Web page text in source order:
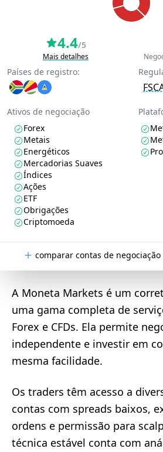
4.4/5
Mais detalhes
Países de registro:
Ativos de negociação
Forex
Metais
Energéticos
Mercadorias Suaves
Índices
Ações
ETF
Obrigações
Criptomoeda
comparar contas de
A Moneta Markets é um
uma gama completa de
Forex e CFDs. Ela permite
independente e investir em
mesma facilidade.
Os traders têm acesso a
contas com spreads baixos,
ordens e permissão para
técnica estável conta com